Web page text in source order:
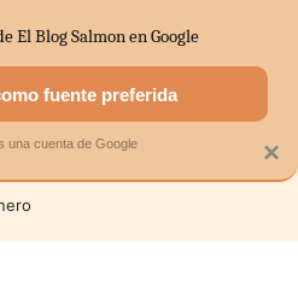
MERCADOS
×
El Blog Salmon en Google
fuente preferida
una cuenta de Google